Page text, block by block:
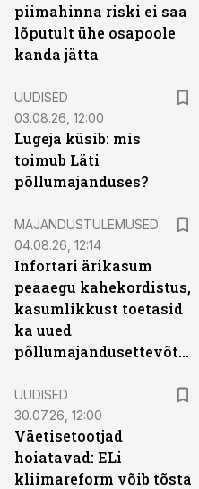
piimahinna riski ei saa
lõputult ühe osapoole
kanda jätta
UUDISED
03.08.26, 12:00
Lugeja küsib: mis
toimub Läti
põllumajanduses?
MAJANDUSTULEMUSED
04.08.26, 12:14
Infortari ärikasum
peaaegu kahekordistus,
kasumlikkust toetasid
ka uued
põllumajandusettevõtted
UUDISED
30.07.26, 12:00
Väetisetootjad
hoiatavad: ELi
kliimareform võib tõsta